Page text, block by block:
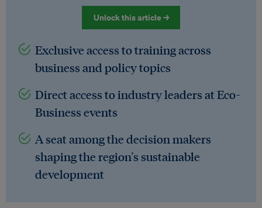
Unlock this article →
Exclusive access to training across
business and policy topics
Direct access to industry leaders at Eco-
Business events
A seat among the decision makers
shaping the region's sustainable
development